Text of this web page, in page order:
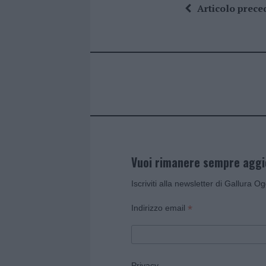
te ata
Articolo
Vuoi rimanere sempre
Iscriviti alla newsletter di Gallura
Indirizzo email *